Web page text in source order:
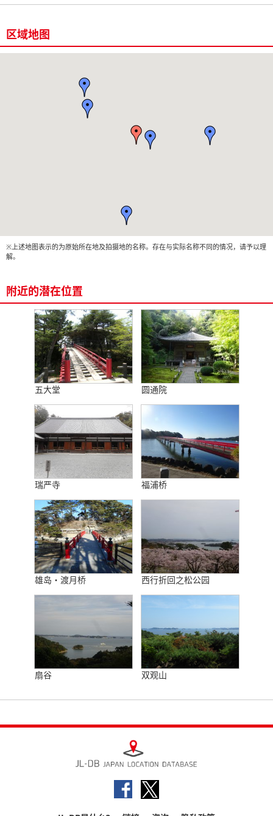
区域地图
※上述地图表示的为原始所在地及拍摄地的名称。存在与实际名称不同的情况，请予以理
解。
附近的潜在位置
五大堂 圆通院
瑞严寺 福浦桥
雄岛・渡月桥 西行折回之松公园
扇谷 双观山